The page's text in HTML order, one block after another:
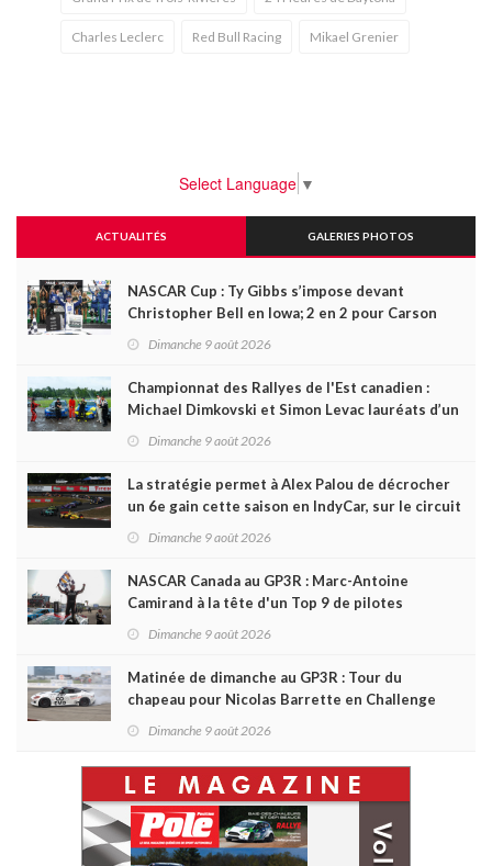
Charles Leclerc Red Bull Racing Mikael Grenier
Select Language ▼
ACTUALITÉS GALERIES PHOTOS
NASCAR Cup : Ty Gibbs s’impose devant
Christopher Bell en Iowa; 2 en 2 pour Carson
Dimanche 9 août 2026
Championnat des Rallyes de l'Est canadien :
Michael Dimkovski et Simon Levac lauréats d’un
Dimanche 9 août 2026
La stratégie permet à Alex Palou de décrocher
un 6e gain cette saison en IndyCar, sur le circuit
Dimanche 9 août 2026
NASCAR Canada au GP3R : Marc-Antoine
Camirand à la tête d'un Top 9 de pilotes
Dimanche 9 août 2026
Matinée de dimanche au GP3R : Tour du
chapeau pour Nicolas Barrette en Challenge
Dimanche 9 août 2026